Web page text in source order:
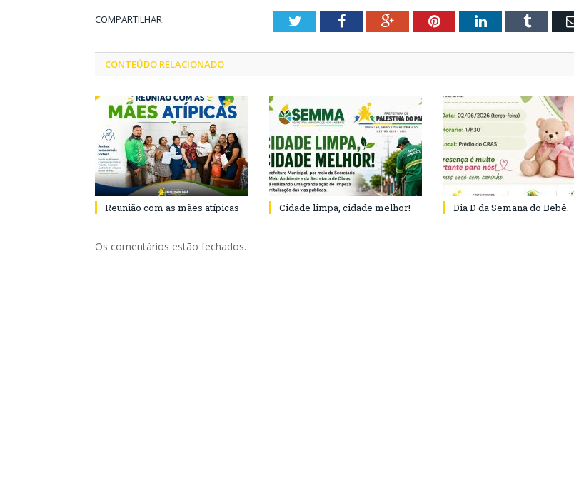
COMPARTILHAR: TwitterFacebookGoogle+PinterestLinkedInTumblr
CONTEÚDO RELACIONADO
Reunião com as mães atípicas Cidade limpa, cidade melhor! Dia D da Semana do Bebê.
Os comentários estão fechados.